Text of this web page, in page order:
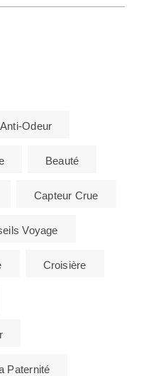
Anti-Odeur
Beauté
Capteur Crue
Voyage
Croisière
Paternité